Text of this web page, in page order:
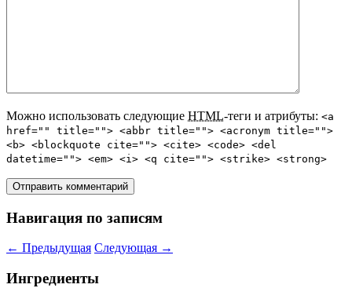
Можно использовать следующие HTML-теги и атрибуты: <a
href="" title=""> <abbr title=""> <acronym title="">
<b> <blockquote cite=""> <cite> <code> <del
datetime=""> <em> <i> <q cite=""> <strike> <strong>
Навигация по записям
← Предыдущая Следующая →
Ингредиенты